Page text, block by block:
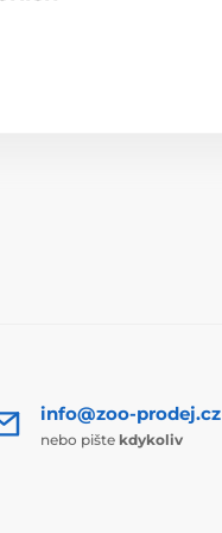
info@zoo-prodej.cz
nebo pište kdykoliv